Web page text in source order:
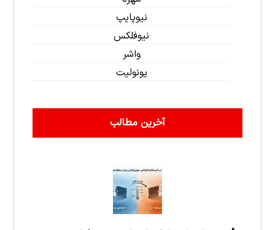
نیوپایپ
نیوفلکس
واشر
یونولیت
آخرین مطالب